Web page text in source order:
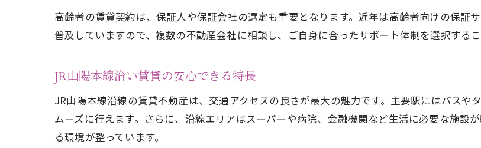
岡山市賃貸住宅で重視すべきバリア
不動産選びで知りたいバリアフリーの
山陽本線沿いで快適な生活支援賃貸
岡山市で利用できる生活支援サービ
高齢者の賃貸契約は、保証人や保証会社の選定も重要となります。近年は高齢者向けの保証
普及していますので、複数の不動産会社に相談し、ご自身に合ったサポート体制を選択するこ
JR山陽本線沿い賃貸の安心できる特長
JR山陽本線沿線の賃貸不動産は、交通アクセスの良さが最大の魅力です。主要駅にはバスや
ムーズに行えます。さらに、沿線エリアはスーパーや病院、金融機関など生活に必要な施設
る環境が整っています。